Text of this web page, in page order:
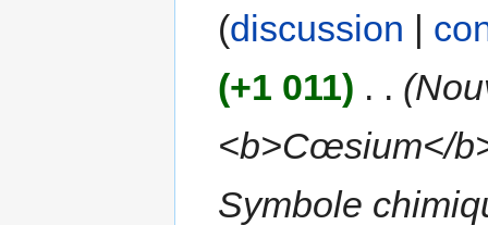
(discussion |
(+1 011) . .
<b>Cœsium</
Symbole